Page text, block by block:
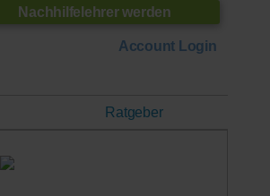
Nachhilfelehrer werden
Account Login
Ratgeber